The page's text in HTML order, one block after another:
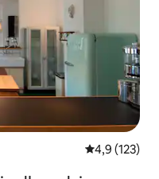
Średnia
4,9 (123)